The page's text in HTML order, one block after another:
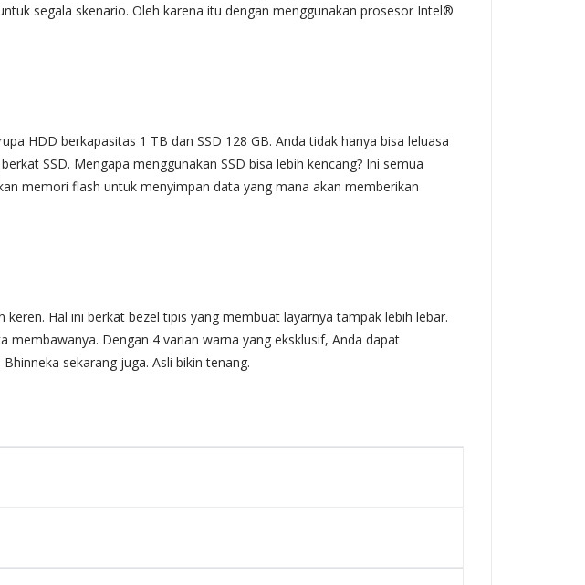
segala skenario. Oleh karena itu dengan menggunakan prosesor Intel®
HDD berkapasitas 1 TB dan SSD 128 GB. Anda tidak hanya bisa leluasa
SSD. Mengapa menggunakan SSD bisa lebih kencang? Ini semua
memori flash untuk menyimpan data yang mana akan memberikan
Hal ini berkat bezel tipis yang membuat layarnya tampak lebih lebar.
Dengan 4 varian warna yang eksklusif, Anda dapat
sekarang juga. Asli bikin tenang.